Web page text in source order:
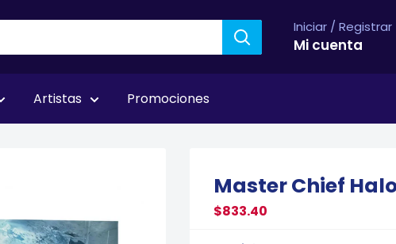
Iniciar / Registrar
Mi cuenta
Artistas Promociones
Master Chief
$833.40